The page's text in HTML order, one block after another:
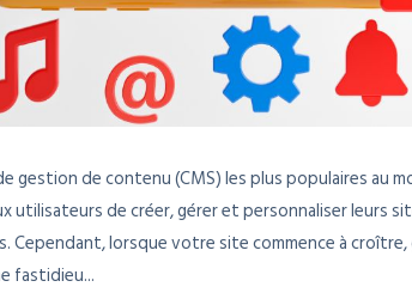
gestion de contenu (CMS) les plus populaires au
de créer, gérer et personnaliser leurs
Cependant, lorsque votre site commence à
fastidieu...